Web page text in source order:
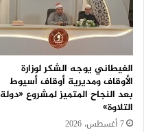
الغيطاني يوجه الشكر لوزارة
الأوقاف ومديرية أوقاف أسيوط
بعد النجاح المتميز لمشروع «دولة
التلاوة»
7 أغسطس، 2026